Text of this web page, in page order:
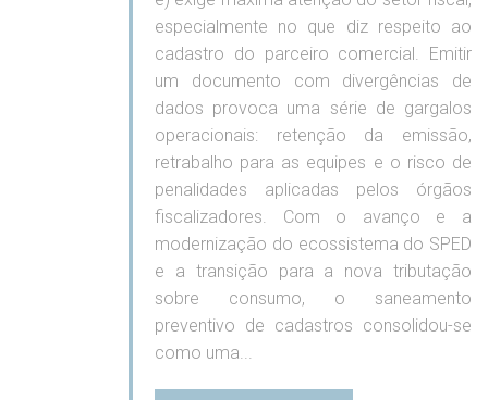
especialmente no que diz respeito ao
cadastro do parceiro comercial. Emitir
um documento com divergências de
dados provoca uma série de gargalos
operacionais: retenção da emissão,
retrabalho para as equipes e o risco de
penalidades aplicadas pelos órgãos
fiscalizadores. Com o avanço e a
modernização do ecossistema do SPED
e a transição para a nova tributação
sobre consumo, o saneamento
preventivo de cadastros consolidou-se
como uma...